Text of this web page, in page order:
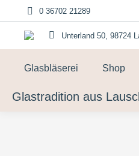
0 36702 21289
Unterland 50, 98724
Glasbläserei Shop
Glastradition aus